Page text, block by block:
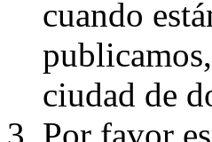
cuando
ciudad de